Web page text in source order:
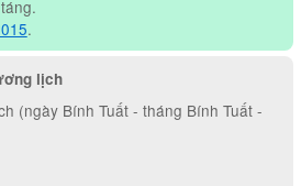
.
lịch
(ngày Bính Tuất - tháng Bính Tuất -